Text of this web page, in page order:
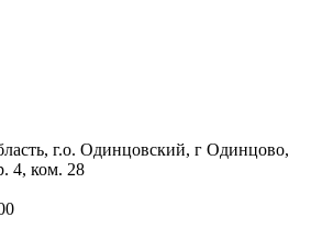
г.о. Одинцовский, г Одинцово,
4, ком. 28